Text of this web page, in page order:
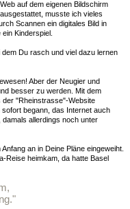
auf dem eigenen Bildschirm
musste ich vieles
Scannen ein digitales Bild in
Kinderspiel.
Du rasch und viel dazu lernen
Aber der Neugier und
besser zu werden. Mit dem
"Rheinstrasse"-Website
begann, das Internet auch
allerdings noch unter
an in Deine Pläne eingeweiht.
Reise heimkam, da hatte Basel